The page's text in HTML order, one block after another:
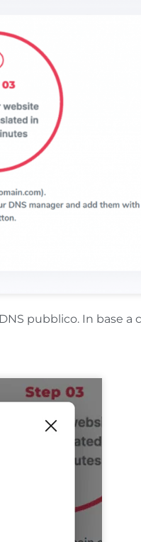
pubblico. In base a